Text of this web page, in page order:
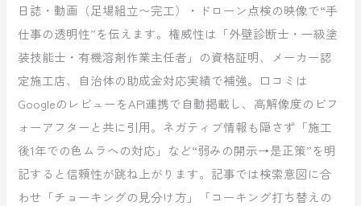
日誌・動画（足場組立〜完工）・ドローン点検の映像で“手
仕事の透明性”を伝えます。権威性は「外壁診断士・一級塗
装技能士・有機溶剤作業主任者」の資格証明、メーカー認
定施工店、自治体の助成金対応実績で補強。口コミは
GoogleのレビューをAPI連携で自動掲載し、高解像度のビフ
ォーアフターと共に引用。ネガティブ情報も隠さず「施工
後1年での色ムラへの対応」など“弱みの開示→是正策”を明
記すると信頼性が跳ね上がります。記事では検索意図に合
わせ「チョーキングの見分け方」「コーキング打ち替えの